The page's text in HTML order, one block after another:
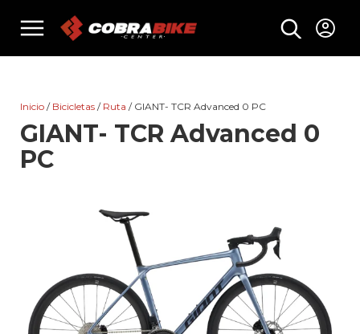
menu
Inicio / Bicicletas / Ruta / GIANT- TCR Advanced 0 PC
GIANT- TCR Advanced 0
PC